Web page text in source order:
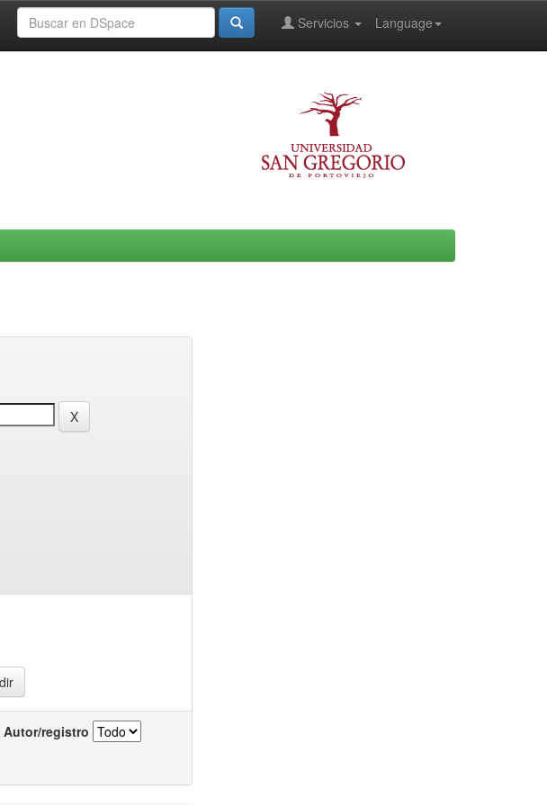
Language
Servicios
Autor/registro